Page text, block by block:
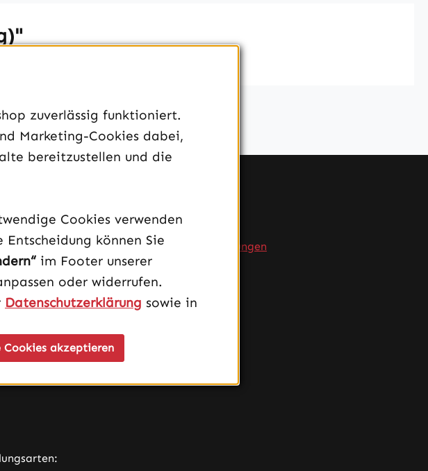
widerrufen
ändern
FAQ
Produktempfehlungen
zuverlässig funktioniert.
Marketing-Cookies dabei,
bereitzustellen und die
Cookies verwenden
können Sie
im Footer unserer
oder widerrufen.
Datenschutzerklärung sowie in
Cookies akzeptieren